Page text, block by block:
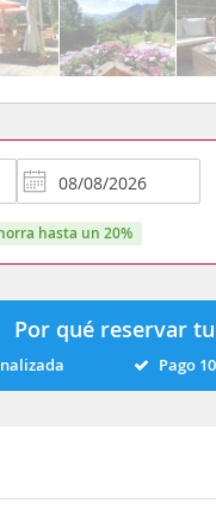
hasta un 20%
Por qué reservar
Pago